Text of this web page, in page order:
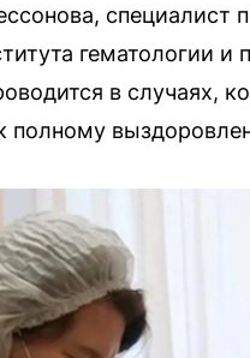
специалист
гематологии
в случаях,
полному